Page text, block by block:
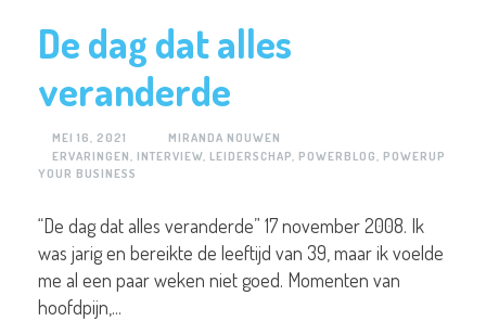
De dag dat alles
veranderde
MEI 16, 2021
MIRANDA NOUWEN
ERVARINGEN, INTERVIEW, LEIDERSCHAP, POWERBLOG, POWERUP
YOUR BUSINESS
“De dag dat alles veranderde” 17 november 2008. Ik
was jarig en bereikte de leeftijd van 39, maar ik voelde
me al een paar weken niet goed. Momenten van
hoofdpijn,...